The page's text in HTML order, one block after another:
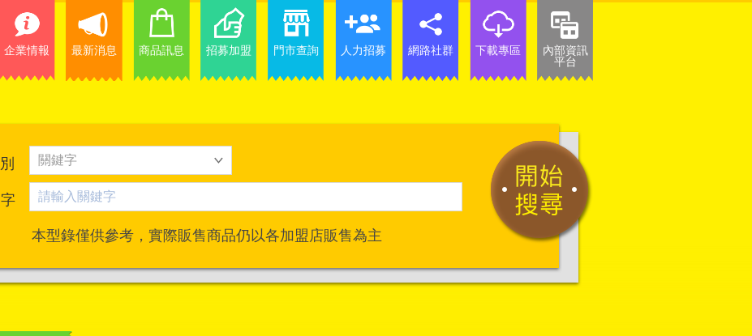
企業情報 最新消息 商品訊息 招募加盟 門市查詢 人力招募 網路社群 下載專區
內部資訊
平台
本型錄僅供參考，實際販售商品仍以各加盟店販售為主